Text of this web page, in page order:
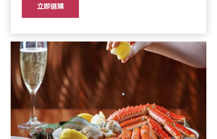
立即選購